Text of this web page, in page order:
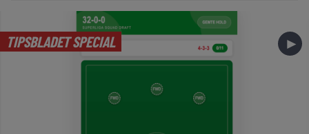
TIPSBLADET SPECIAL ►